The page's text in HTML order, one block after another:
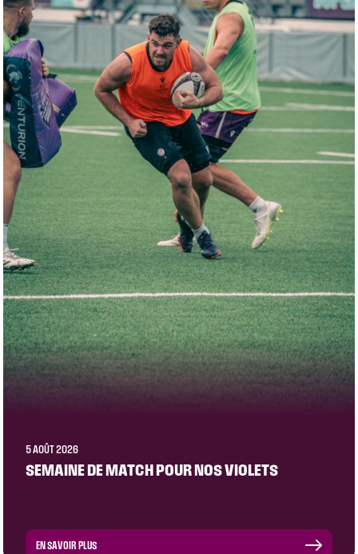
5 AOÛT 2026
SEMAINE DE MATCH POUR NOS VIOLETS
EN SAVOIR PLUS